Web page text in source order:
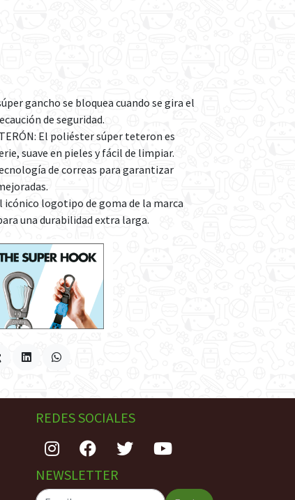
gancho se bloquea cuando se gira el
de seguridad.
El poliéster súper teteron es
suave en pieles y fácil de limpiar.
de correas para garantizar
icónico logotipo de goma de la marca
una durabilidad extra larga.
REDES SOCIALES
NEWSLETTER